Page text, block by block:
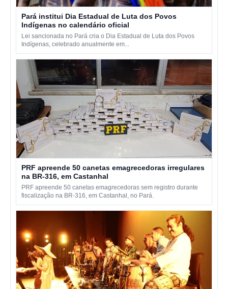
Pará institui Dia Estadual de Luta dos Povos
Indígenas no calendário oficial
Lei sancionada no Pará cria o Dia Estadual de Luta dos Povos
Indígenas, celebrado anualmente em...
PRF apreende 50 canetas emagrecedoras irregulares
na BR-316, em Castanhal
PRF apreende 50 canetas emagrecedoras sem registro durante
fiscalização na BR-316, em Castanhal, no Pará.